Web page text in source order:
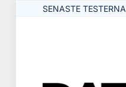
SENASTE TESTERNA